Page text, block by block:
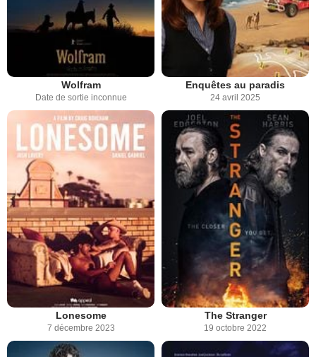
Wolfram
Date de sortie inconnue
Enquêtes au paradis
24 avril 2025
Lonesome
7 décembre 2023
The Stranger
19 octobre 2022